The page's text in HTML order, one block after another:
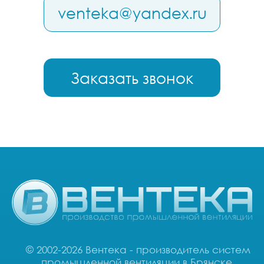
venteka@yandex.ru
Заказать звонок
© 2002-2026 Вентека - производитель систем